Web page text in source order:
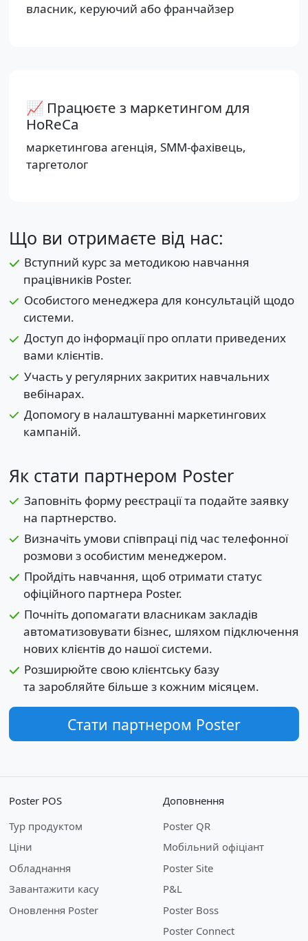
власник, керуючий або франчайзер
📈 Працюєте з маркетингом для
HoReCa
маркетингова агенція, SMM-фахівець,
таргетолог
Що ви отримаєте від нас:
Вступний курс за методикою навчання
працівників Poster.
Особистого менеджера для консультацій щодо
системи.
Доступ до інформації про оплати приведених
вами клієнтів.
Участь у регулярних закритих навчальних
вебінарах.
Допомогу в налаштуванні маркетингових
кампаній.
Як стати партнером Poster
Заповніть форму реєстрації та подайте заявку
на партнерство.
Визначіть умови співпраці під час телефонної
розмови з особистим менеджером.
Пройдіть навчання, щоб отримати статус
офіційного партнера Poster.
Почніть допомагати власникам закладів
автоматизовувати бізнес, шляхом підключення
нових клієнтів до нашої системи.
Розширюйте свою клієнтську базу
та заробляйте більше з кожним місяцем.
Стати партнером Poster
Poster POS
Тур продуктом
Ціни
Обладнання
Завантажити касу
Оновлення Poster
Доповнення
Poster QR
Мобільний офіціант
Poster Site
P&L
Poster Boss
Poster Connect